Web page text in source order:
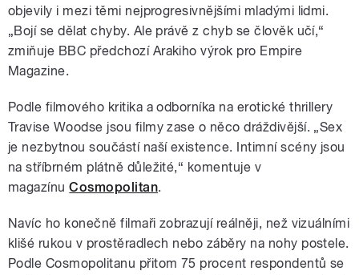
objevily i mezi těmi nejprogresivnějšími mladými lidmi.
„Bojí se dělat chyby. Ale právě z chyb se člověk učí,“
zmiňuje BBC předchozí Arakiho výrok pro Empire
Magazine.
Podle filmového kritika a odborníka na erotické thrillery
Travise Woodse jsou filmy zase o něco dráždivější. „Sex
je nezbytnou součástí naší existence. Intimní scény jsou
na stříbrném plátně důležité,“ komentuje v
magazínu Cosmopolitan.
Navíc ho konečně filmaři zobrazují reálněji, než vizuálními
klišé rukou v prostěradlech nebo záběry na nohy postele.
Podle Cosmopolitanu přitom 75 procent respondentů se